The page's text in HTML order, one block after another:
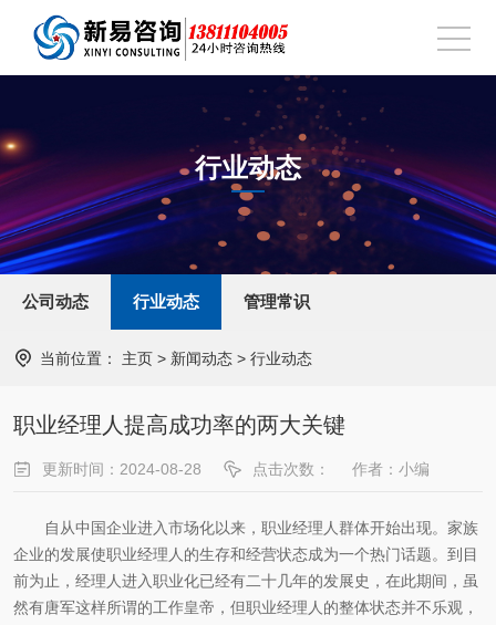
行业动态
公司动态 行业动态 管理常识
当前位置： 主页 > 新闻动态 > 行业动态
职业经理人提高成功率的两大关键
更新时间：2024-08-28 点击次数： 作者：小编
自从中国企业进入市场化以来，职业经理人群体开始出现。家族
企业的发展使职业经理人的生存和经营状态成为一个热门话题。到目
前为止，经理人进入职业化已经有二十几年的发展史，在此期间，虽
然有唐军这样所谓的工作皇帝，但职业经理人的整体状态并不乐观，